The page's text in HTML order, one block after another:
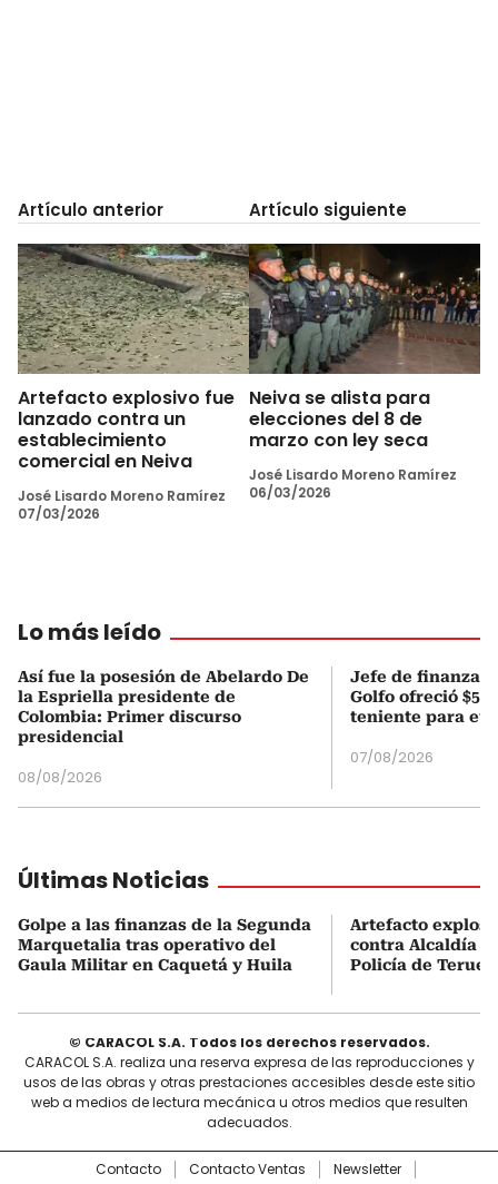
Artículo anterior
Artefacto explosivo fue
lanzado contra un
establecimiento
comercial en Neiva
José Lisardo Moreno Ramírez
07/03/2026
Artículo siguiente
Neiva se alista para
elecciones del 8 de
marzo con ley seca
José Lisardo Moreno Ramírez
06/03/2026
Lo más leído
Así fue la posesión de Abelardo De
la Espriella presidente de
Colombia: Primer discurso
presidencial
08/08/2026
Jefe de finanzas
Golfo ofreció
teniente para
07/08/2026
Últimas Noticias
Golpe a las finanzas de la Segunda
Marquetalia tras operativo del
Gaula Militar en Caquetá y Huila
Artefacto
contra Alcaldía y
Policía de
© CARACOL S.A. Todos los derechos reservados.
CARACOL S.A. realiza una reserva expresa de las reproducciones y
usos de las obras y otras prestaciones accesibles desde este sitio
web a medios de lectura mecánica u otros medios que resulten
adecuados.
Contacto Contacto Ventas Newsletter